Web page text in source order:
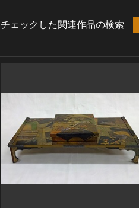
チェックした関連作品の検索